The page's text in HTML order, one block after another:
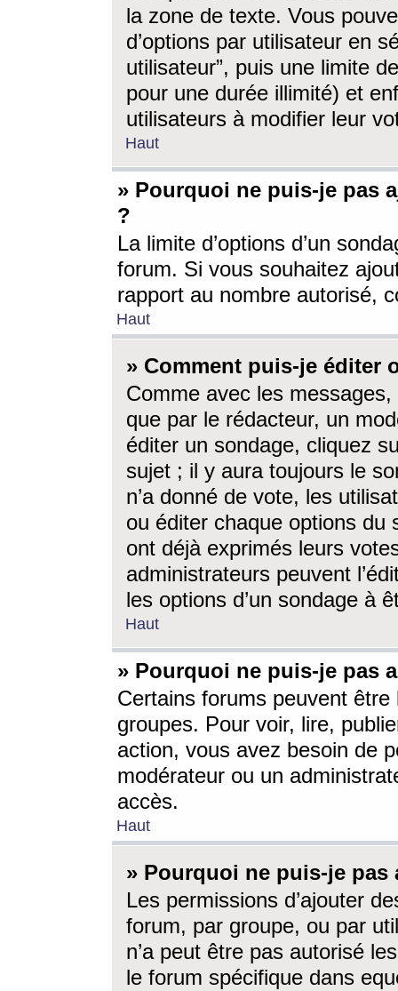
la zone de texte. Vous
d’options par utilisateur en
utilisateur”, puis une limite
pour une durée illimité) et
utilisateurs à modifier leur
Haut
» Pourquoi ne puis-je pas
?
La limite d’options d’un
forum. Si vous souhaitez
rapport au nombre autorisé,
Haut
» Comment puis-je éditer
Comme avec les
que par le rédacteur, un
éditer un sondage, cliquez
sujet ; il y aura toujours le
n’a donné de vote, les
ou éditer chaque options du
ont déjà exprimés leurs
administrateurs peuvent
les options d’un sondage à
Haut
» Pourquoi ne puis-je pas
Certains forums peuvent être
groupes. Pour voir, lire,
action, vous avez besoin de
modérateur ou un
accès.
Haut
» Pourquoi ne puis-je
Les permissions d’ajouter
forum, par groupe, ou par
n’a peut être pas autorisé
le forum spécifique dans